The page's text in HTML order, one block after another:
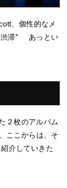
、個性的なメ
渋滞” あっとい
２枚のアルバム
ここからは、そ
介していきた